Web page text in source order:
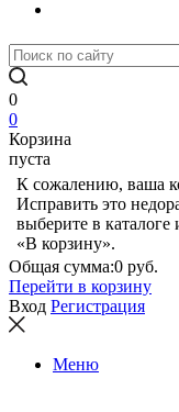
0
0
Корзина
пуста
К сожалению, ваша
Исправить это
выберите в
«В корзину».
Общая сумма:0 руб.
Перейти в корзину
Вход Регистрация
Меню